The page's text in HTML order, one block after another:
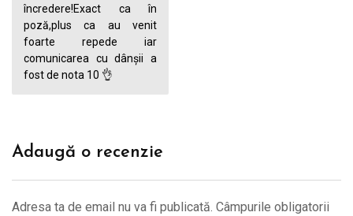
încredere!Exact ca în
poză,plus ca au venit
foarte repede iar
comunicarea cu dânșii a
fost de nota 10 👌
Adaugă o recenzie
Adresa ta de email nu va fi publicată. Câmpurile obligatorii